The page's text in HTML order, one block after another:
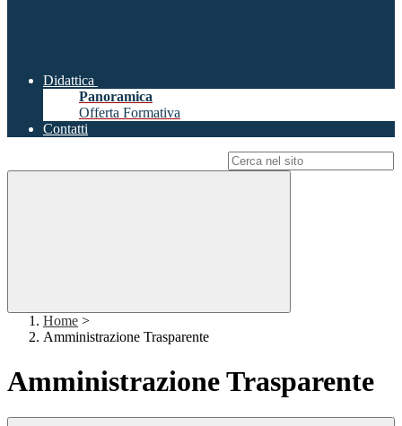
Didattica
Panoramica
Offerta Formativa
Contatti
Home >
Amministrazione Trasparente
Amministrazione Trasparente